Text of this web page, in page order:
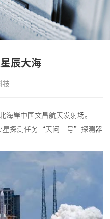
辰大海
技
海岸中国文昌航天发射场。
星探测任务“天问一号”探测器